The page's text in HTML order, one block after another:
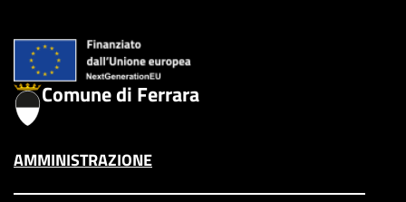
Comune di Ferrara
AMMINISTRAZIONE